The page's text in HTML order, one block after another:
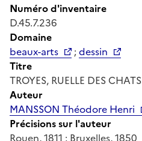
Numéro d'inventaire
D.45.7.236
Domaine
beaux-arts
;dessin
Titre
TROYES, RUELLE DES CHATS
Auteur
MANSSON Théodore Henri
Précisions sur l'auteur
Rouen, 1811 ; Bruxelles, 1850